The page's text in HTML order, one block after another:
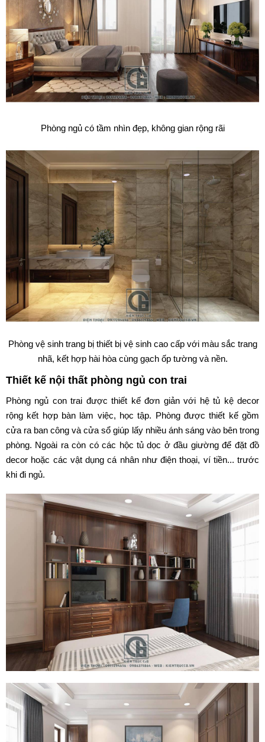
Phòng ngủ có tầm nhìn đẹp, không gian rộng rãi
Phòng vệ sinh trang bị thiết bị vệ sinh cao cấp với màu sắc trang
nhã, kết hợp hài hòa cùng gạch ốp tường và nền.
Thiết kế nội thất phòng ngủ con trai
Phòng ngủ con trai được thiết kế đơn giản với hệ tủ kệ decor
rộng kết hợp bàn làm việc, học tập. Phòng được thiết kế gồm
cửa ra ban công và cửa sổ giúp lấy nhiều ánh sáng vào bên trong
phòng. Ngoài ra còn có các hộc tủ dọc ở đầu giường để đặt đồ
decor hoặc các vật dụng cá nhân như điện thoại, ví tiền... trước
khi đi ngủ.